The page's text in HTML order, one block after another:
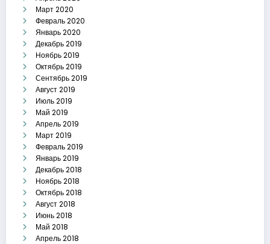
Март 2020
Февраль 2020
Январь 2020
Декабрь 2019
Ноябрь 2019
Октябрь 2019
Сентябрь 2019
Август 2019
Июль 2019
Май 2019
Апрель 2019
Март 2019
Февраль 2019
Январь 2019
Декабрь 2018
Ноябрь 2018
Октябрь 2018
Август 2018
Июнь 2018
Май 2018
Апрель 2018